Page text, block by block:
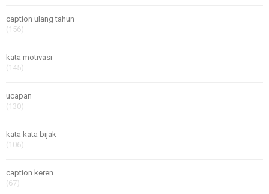
caption ulang tahun
(156)
kata motivasi
(145)
ucapan
(130)
kata kata bijak
(106)
caption keren
(67)